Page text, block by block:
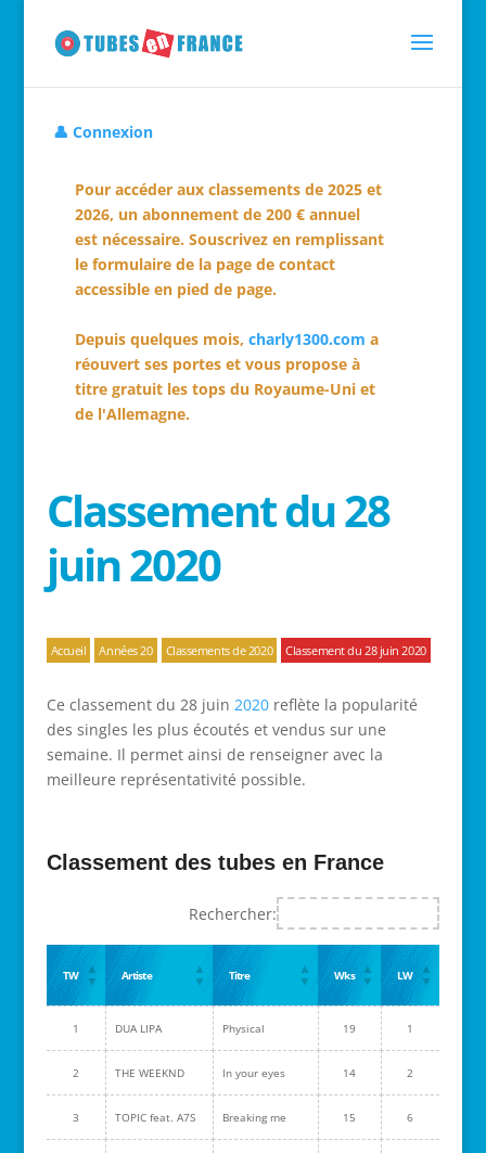
👤 Connexion
Pour accéder aux classements de 2025 et
2026, un abonnement de 200 € annuel
est nécessaire. Souscrivez en remplissant
le formulaire de la page de contact
accessible en pied de page.
Depuis quelques mois, charly1300.com a
réouvert ses portes et vous propose à
titre gratuit les tops du Royaume-Uni et
de l'Allemagne.
Classement du 28
juin 2020
Accueil Années 20 Classements de 2020 Classement du 28 juin 2020
Ce classement du 28 juin 2020reflète la popularité
des singles les plus écoutés et vendus sur une
semaine. Il permet ainsi de renseigner avec la
meilleure représentativité possible.
Classement des tubes en France
Rechercher:
TW Artiste Titre Wks LW
1 DUA LIPA Physical 19 1
2 THE WEEKND In your eyes 14 2
3 TOPIC feat. A7S Breaking me 15 6